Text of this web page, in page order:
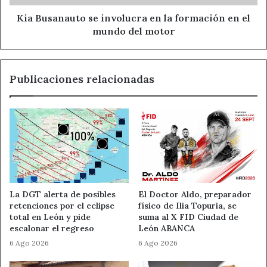
Recorrido 360º
Mediante este servicio el pescador puede pasear por el
estuviera dentro de él y así poder seleccionar de forma
ágil y sencilla los mejores lugares para pescar.
El recorrido 360º ofrece una visión privilegiada de cada
zona, llevando a cabo un recorrido del río y de su cauce.
Las imágenes que conforman las vistas 360º han sido
tomadas una a una desde dentro del río, utilizando
distintos sistemas que van desde drones hasta barcos
teledirigidos, pasando por equipos manuales para las
zonas inaccesibles.
Cámaras exteriores y subacuáticas
el
mundo
Kia Busanauto se involucra en la formación en el
mundo del motor
Publicaciones relacionadas
La DGT alerta de posibles
retenciones por el eclipse
total en León y pide
escalonar el regreso
6 Ago 2026
El Doctor Aldo, preparador
físico de Ilia Topuria, se
suma al X FID Ciudad de
León ABANCA
6 Ago 2026